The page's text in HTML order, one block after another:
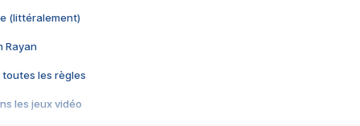
(littéralement)
Rayan
toutes les règles
les jeux vidéo